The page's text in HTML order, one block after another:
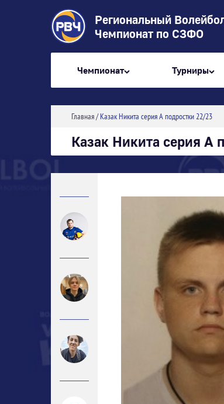
Региональный
Чемпионат по СЗФО
Чемпионат Турниры
Главная/Казак Никита серия А подростки 22/23
Казак Никита серия А